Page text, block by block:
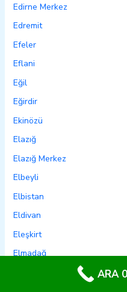
Edirne Merkez
Edremit
Efeler
Eflani
Eğil
Eğirdir
Ekinözü
Elazığ
Elazığ Merkez
Elbeyli
Elbistan
Eldivan
Eleşkirt
Elmadağ
ARA